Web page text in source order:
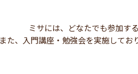
ミサには、どなたでも参加す
また、入門講座・勉強会を実施してお